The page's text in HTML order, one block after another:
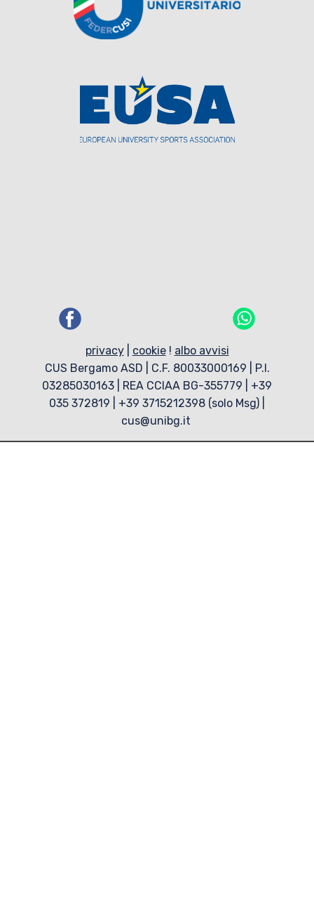
privacy| cookie! albo avvisi
CUS Bergamo ASD | C.F. 80033000169 | P.I.
03285030163 | REA CCIAA BG-355779 | +39
035 372819 | +39 3715212398 (solo Msg) |
cus@unibg.it